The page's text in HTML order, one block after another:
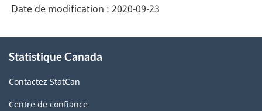
Date de modification : 2020-09-23
propos
ce
site
Statistique Canada
Contactez StatCan
Centre de confiance